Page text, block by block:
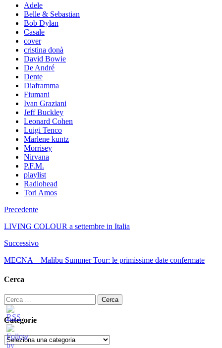
Adele
Belle & Sebastian
Bob Dylan
Casale
cover
cristina donà
David Bowie
De André
Dente
Diaframma
Fiumani
Ivan Graziani
Jeff Buckley
Leonard Cohen
Luigi Tenco
Marlene kuntz
Morrisey
Nirvana
P.F.M.
playlist
Radiohead
Tori Amos
Precedente
LIVING COLOUR a settembre in Italia
Successivo
MECNA – Malibu Summer Tour: le primissime date confermate
Cerca
Ricerca
per:
Categorie
Categorie